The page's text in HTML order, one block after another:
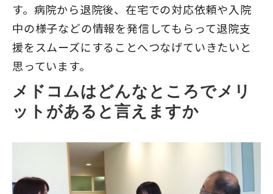
す。病院から退院後、在宅での対応依頼や入院
中の様子などの情報を発信してもらって退院支
援をスムーズにすることへつなげていきたいと
思っています。
メドコムはどんなところでメリ
ットがあると言えますか